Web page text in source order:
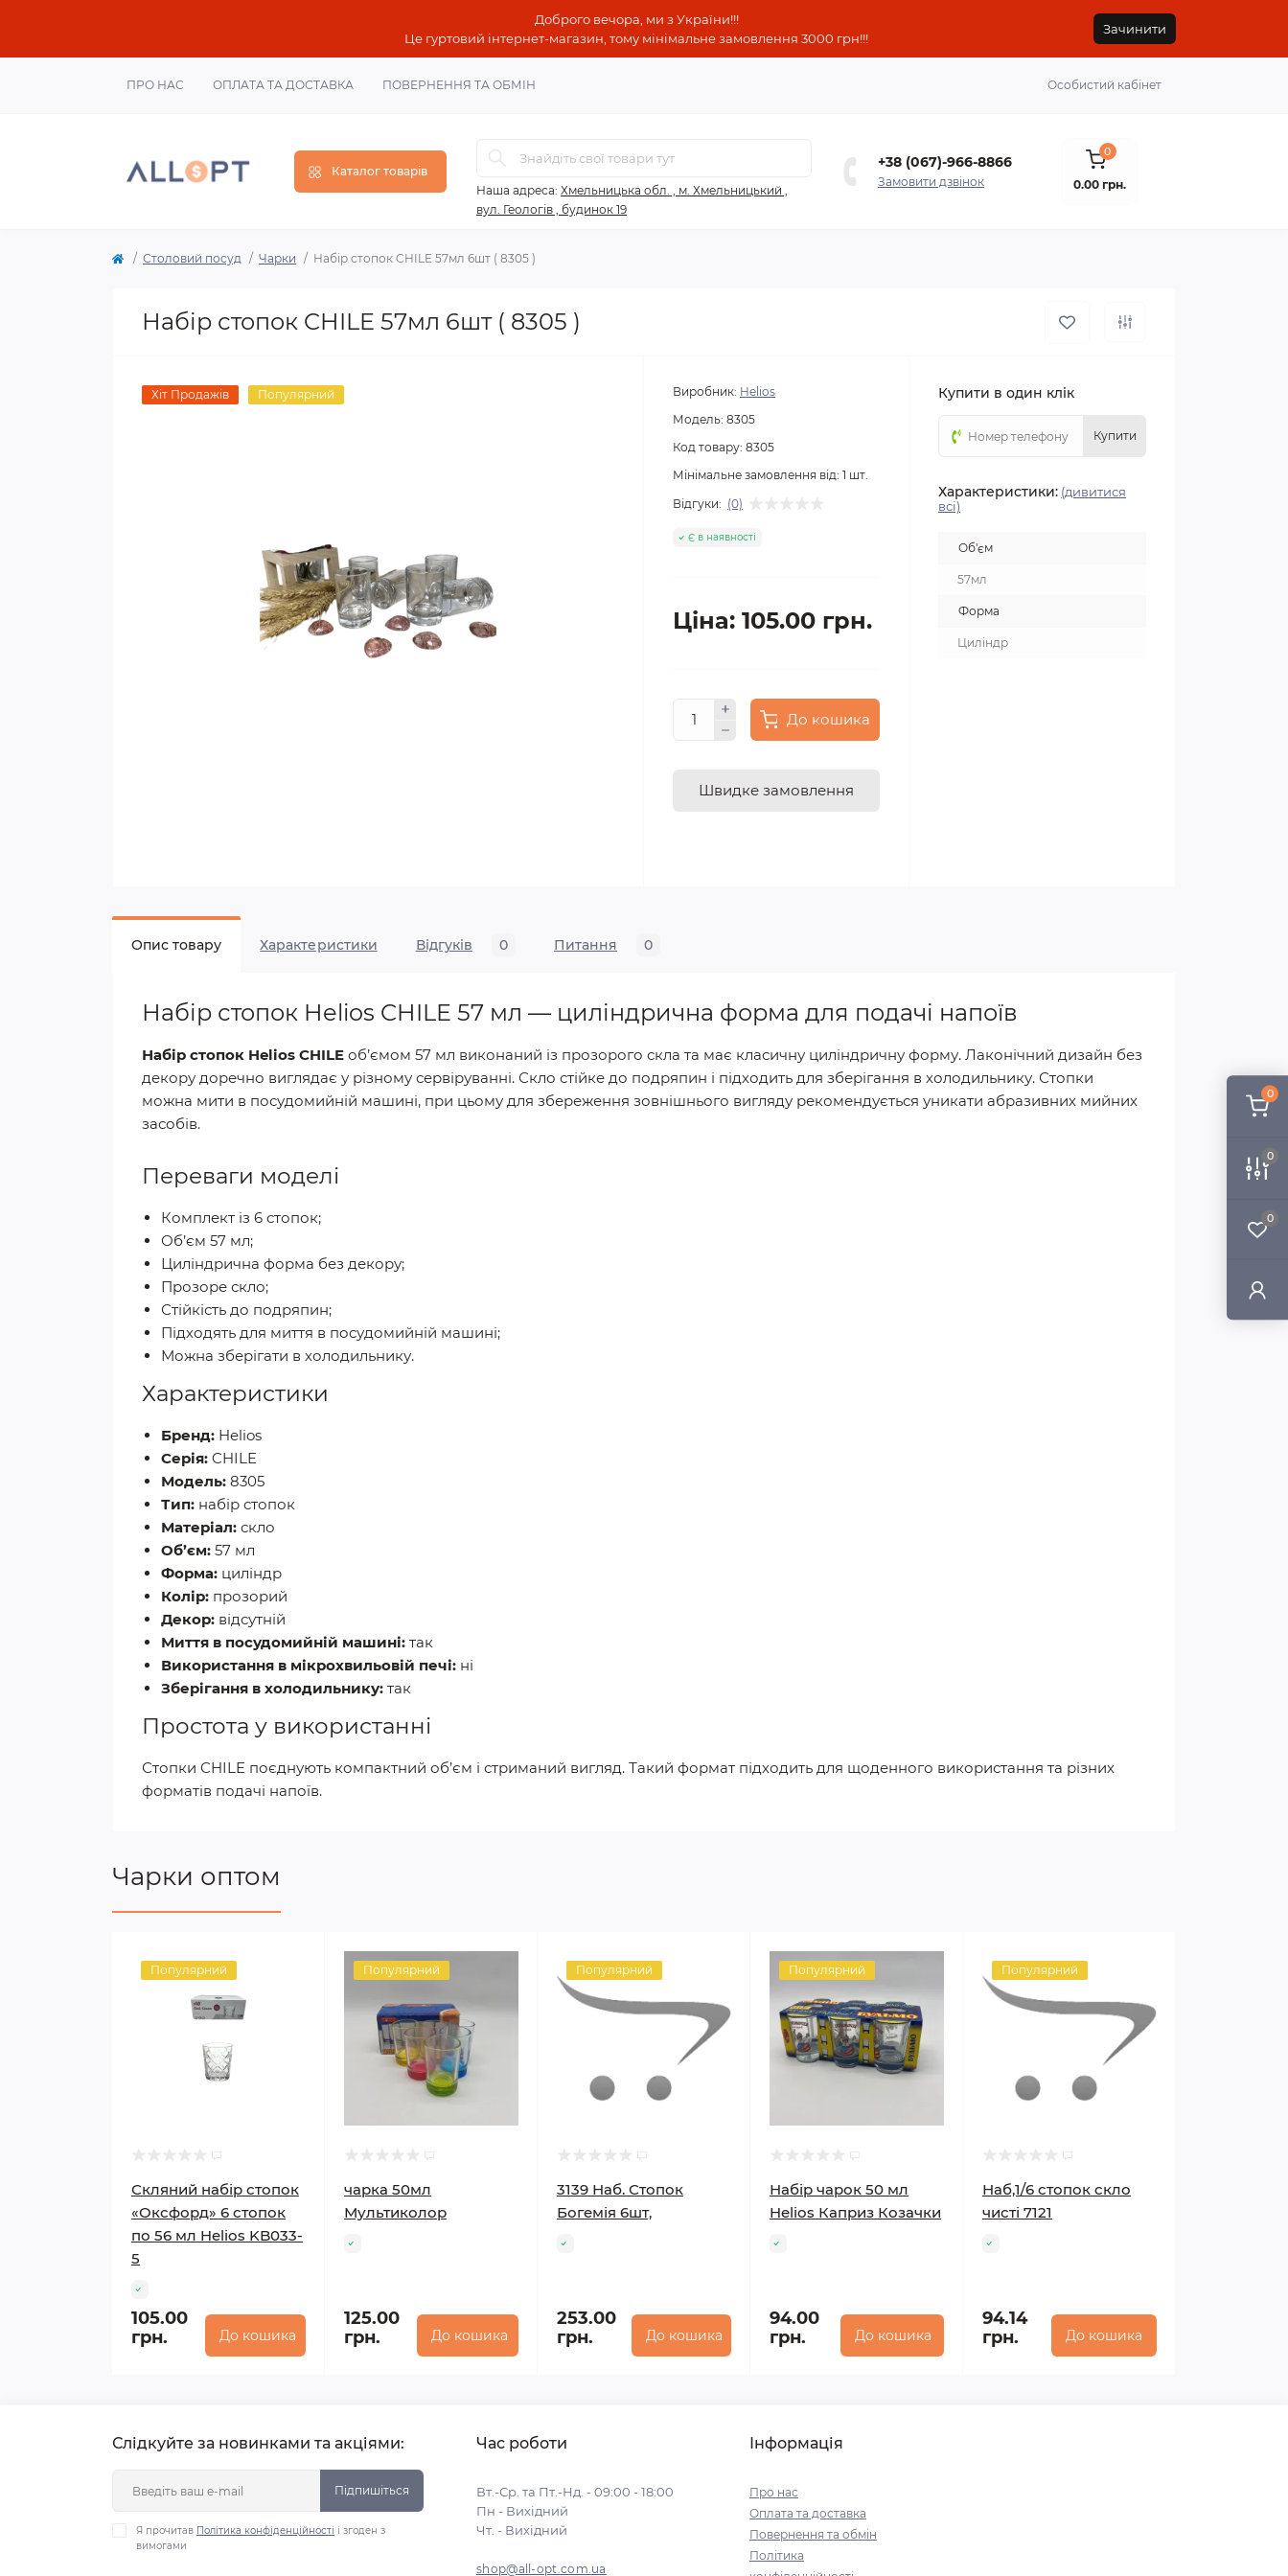
0
0
0
Доброго вечора, ми з України!!!
Це гуртовий інтернет-магазин, тому мінімальне замовлення 3000 грн!!!
Зачинити
ПРО НАС ОПЛАТА ТА ДОСТАВКА ПОВЕРНЕННЯ ТА ОБМІН Особистий кабінет
Каталог товарів
Наша адреса: Хмельницька обл. , м. Хмельницький ,
вул. Геологів , будинок 19
+38 (067)-966-8866
Замовити дзвінок
0
0.00 грн.
Столовий посуд Чарки Набір стопок CHILE 57мл 6шт ( 8305 )
Набір стопок CHILE 57мл 6шт ( 8305 )
Хіт Продажів Популярний Виробник: Helios
Модель: 8305
Код товару: 8305
Мінімальне замовлення від: 1 шт.
Відгуки: (0)
Є в наявності
Ціна: 105.00 грн.
До кошика
Швидке замовлення
Купити в один клік
Купити
Характеристики: (дивитися
всі)
Об'єм
57мл
Форма
Циліндр
Опис товару Характеристики Відгуків 0 Питання 0
Набір стопок Helios CHILE 57 мл — циліндрична форма для подачі напоїв
Набір стопок Helios CHILE об’ємом 57 мл виконаний із прозорого скла та має класичну циліндричну форму. Лаконічний дизайн без
декору доречно виглядає у різному сервіруванні. Скло стійке до подряпин і підходить для зберігання в холодильнику. Стопки
можна мити в посудомийній машині, при цьому для збереження зовнішнього вигляду рекомендується уникати абразивних мийних
засобів.
Переваги моделі
Комплект із 6 стопок;
Об’єм 57 мл;
Циліндрична форма без декору;
Прозоре скло;
Стійкість до подряпин;
Підходять для миття в посудомийній машині;
Можна зберігати в холодильнику.
Характеристики
Бренд: Helios
Серія: CHILE
Модель: 8305
Тип: набір стопок
Матеріал: скло
Об’єм: 57 мл
Форма: циліндр
Колір: прозорий
Декор: відсутній
Миття в посудомийній машині: так
Використання в мікрохвильовій печі: ні
Зберігання в холодильнику: так
Простота у використанні
Стопки CHILE поєднують компактний об’єм і стриманий вигляд. Такий формат підходить для щоденного використання та різних
форматів подачі напоїв.
Чарки оптом
Популярний
Скляний набір стопок
«Оксфорд» 6 стопок
по 56 мл Helios KB033-
5
105.00
грн.
До кошика
Популярний
чарка 50мл
Мультиколор
125.00
грн.
До кошика
Популярний
3139 Наб. Стопок
Богемія 6шт,
253.00
грн.
До кошика
Популярний
Набір чарок 50 мл
Helios Каприз Козачки
94.00
грн.
До кошика
Популярний
Наб,1/6 стопок скло
чисті 7121
94.14
грн.
До кошика
Слідкуйте за новинками та акціями:
Підпишіться
Я прочитав Політика конфіденційності і згоден з
вимогами
Час роботи
Вт.-Ср. та Пт.-Нд. - 09:00 - 18:00
Пн - Вихідний
Чт. - Вихідний
shop@all-opt.com.ua
Інформація
Про нас
Оплата та доставка
Повернення та обмін
Політика